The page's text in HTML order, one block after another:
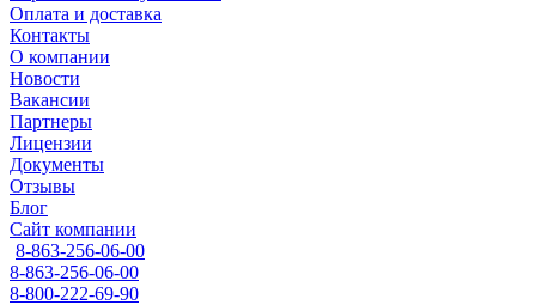
Оплата и доставка
Контакты
О компании
Новости
Вакансии
Партнеры
Лицензии
Документы
Отзывы
Блог
Сайт компании
8-863-256-06-00
8-863-256-06-00
8-800-222-69-90